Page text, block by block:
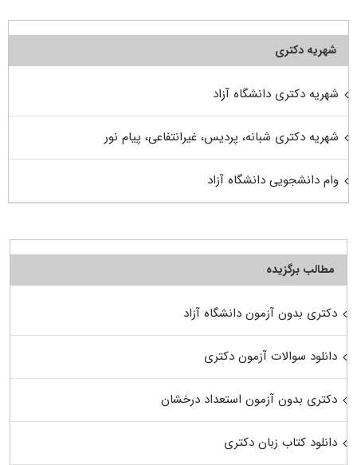
شهریه دکتری
شهریه دکتری دانشگاه آزاد
شهریه دکتری شبانه، پردیس، غیرانتفاعی، پیام نور
وام دانشجویی دانشگاه آزاد
مطالب برگزیده
دکتری بدون آزمون دانشگاه آزاد
دانلود سوالات آزمون دکتری
دکتری بدون آزمون استعداد درخشان
دانلود کتاب زبان دکتری